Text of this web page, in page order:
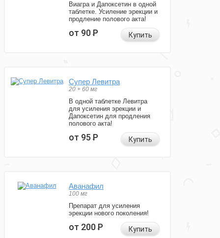
Виагра и Дапоксетин в одной
таблетке. Усиление эрекции и
продление полового акта!
от 90Р Купить
Супер Левитра
20 + 60 мг
В одной таблетке Левитра
для усиления эрекции и
Дапоксетин для продления
полового акта!
от 95Р Купить
Аванафил
100 мг
Препарат для усиления
эрекции нового поколения!
от 200Р Купить